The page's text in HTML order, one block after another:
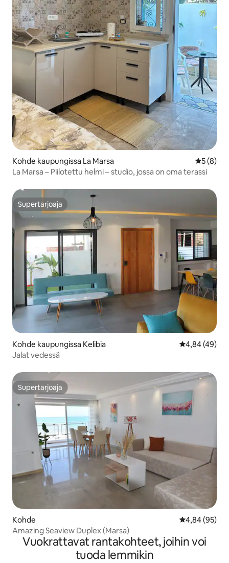
Kohde kaupungissa La Marsa
5 (8)
La Marsa – Piilotettu helmi – studio, jossa on oma terassi
Supertarjoaja
Supertarjoaja
Kohde kaupungissa Kelibia
4,84 (49)
Jalat vedessä
Supertarjoaja
Supertarjoaja
Kohde
4,84 (95)
Amazing Seaview Duplex (Marsa)
Vuokrattavat rantakohteet, joihin voi
tuoda lemmikin